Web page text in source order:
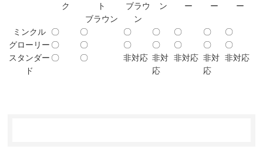
ク
ト
ブラウン
ブラウ
ン
ン
ー
ー
ー
ミンクル 〇 〇 〇 〇 〇 〇
〇
グローリー 〇 〇 〇 〇 〇 〇
〇
スタンダー
ド
〇 〇 非対応 非対
応
非対応 非対
応
非対応